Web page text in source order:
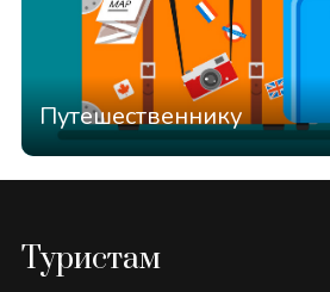
Путешественнику
Туристам